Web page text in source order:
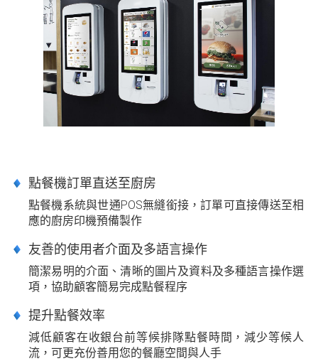
點餐機訂單直送至廚房
點餐機系統與世通POS無縫銜接，訂單可直接傳送至相
應的廚房印機預備製作
友善的使用者介面及多語言操作
簡潔易明的介面、清晰的圖片及資料及多種語言操作選
項，協助顧客簡易完成點餐程序
提升點餐效率
減低顧客在收銀台前等候排隊點餐時間，減少等候人
流，可更充份善用您的餐廳空間與人手